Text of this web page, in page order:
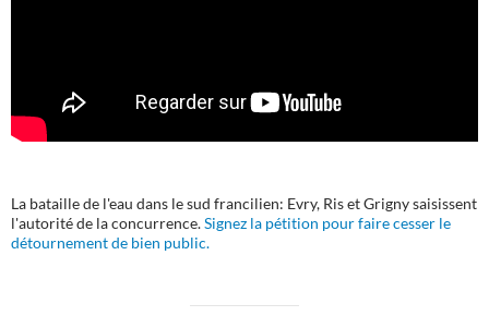
La bataille de l'eau dans le sud francilien: Evry, Ris et Grigny saisissent
l'autorité de la concurrence.Signez la pétition pour faire cesser le
détournement de bien public.